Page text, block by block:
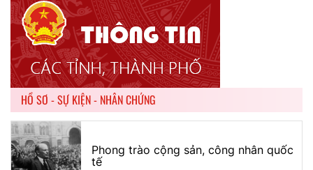
HỒ SƠ - SỰ KIỆN - NHÂN CHỨNG
Phong trào cộng sản, công nhân quốc
tế